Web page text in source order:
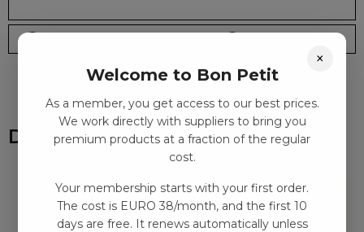
Du kanske också gillar
×
Welcome to Bon Petit
As a member, you get access to our best prices.
We work directly with suppliers to bring you
premium products at a fraction of the regular
cost.
Your membership starts with your first order.
The cost is EURO 38/month, and the first 10
days are free. It renews automatically unless